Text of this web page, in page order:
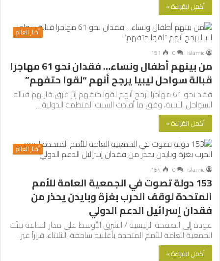
أكمل القراءة »
أخبار العالم
islamic
0
151
من بينهم أطفال ونساء… فقدان نحو 61 مهاجرا
قبالة سواحل ليبيا يرجح أنهم “لقوا حتفهم”
فقد نحو 61 مهاجرا يرجح أنهم لقوا حتفهم إثر غرق قاربهم قبالة
السواحل الليبية، وفق ما أفادت السبت المنظمة الدولية…
أكمل القراءة »
أخبار العالم
islamic
0
154
153 دولة تصوت في الجمعية العامة للأمم
المتحدة لوقف الحرب بغزة وبايدن يحذر من
فقدان إسرائيل الدعم الدولي
عودة إلى الصفحة الرئيسية / الشرق الأوسط على مدار الساعة تبنّت
الجمعية العامة للأمم المتحدة بأغلبية ساحقة، الثلاثاء، قراراً غير…
أكمل القراءة »